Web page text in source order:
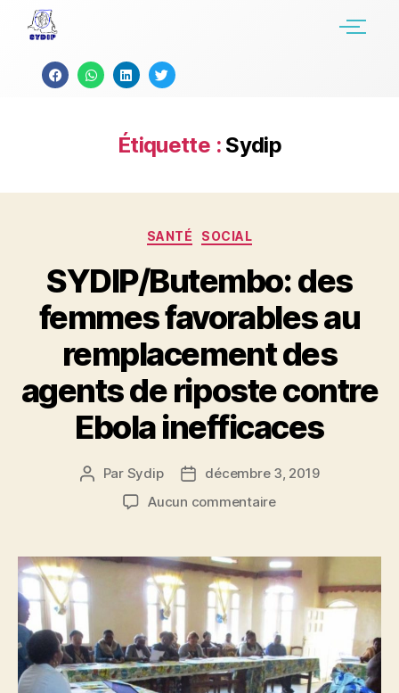
Étiquette : Sydip
SANTÉ SOCIAL
SYDIP/Butembo: des
femmes favorables au
remplacement des
agents de riposte contre
Ebola inefficaces
Par Sydip
décembre 3, 2019
Aucun commentaire